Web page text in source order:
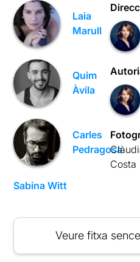
Laia
Marull
Quim
Àvila
Carles
Pedragosa
Sabina Witt
Costa
Veure fitxa